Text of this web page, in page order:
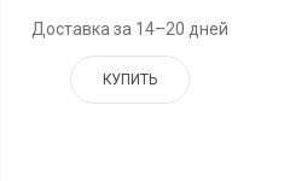
Доставка за 14–20 дней
КУПИТЬ